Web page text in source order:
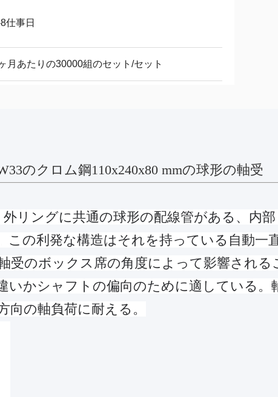
仕事日
月あたりの30000組のセット/セット
のクロム鋼110x240x80 mmの球形の軸受
リングに共通の球形の配線管がある、内
この利発な構造はそれを持っている自動一
受のボックス席の角度によって影響される
かシャフトの偏向のために適している。
の軸負荷に耐える。